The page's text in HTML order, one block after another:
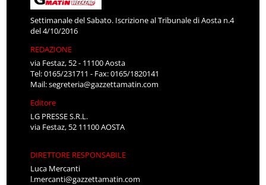
Settimanale del Sabato. Iscrizione al Tribunale di Aosta n.4
del 4/10/2016
REDAZIONE
via Festaz, 52 - 11100 Aosta
Tel: 0165/231711 - Fax: 0165/1820141
Mail:segreteria@gazzettamatin.com
Editore
LG PRESSE S.R.L.
via Festaz, 52 11100 AOSTA
DIRETTORE RESPONSABILE
Luca Mercanti
l.mercanti@gazzettamatin.com